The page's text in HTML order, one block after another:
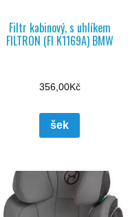
Filtr kabinový, s uhlíkem
FILTRON (FI K1169A) BMW
356,00Kč
šek